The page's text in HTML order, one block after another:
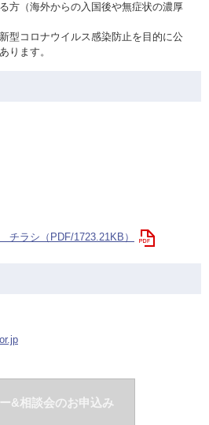
（海外からの入国後や無症状の濃厚
型コロナウイルス感染防止を目的に公
ります。
ラシ（PDF/1723.21KB）
&相談会のお申込み